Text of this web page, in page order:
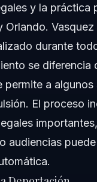
y la práctica
Orlando.
durante
se diferencia
permite a algunos
El proceso
audiencias